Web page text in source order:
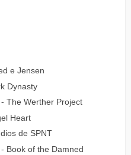
e Jensen
Dynasty
The Werther Project
Heart
de SPNT
Book of the Damned